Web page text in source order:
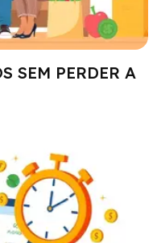
SEM PERDER A